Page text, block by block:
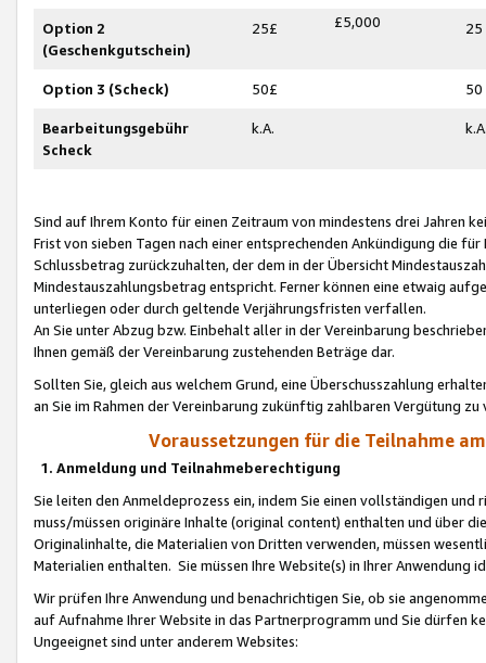
Option 2
(Geschenkgutschein)
25£ £5,000 25
Option 3 (Scheck) 50£ 50
Bearbeitungsgebühr
Scheck
k.A.
Sind auf Ihrem Konto für einen Zeitraum von mindestens drei Jahren
Frist von sieben Tagen nach einer entsprechenden Ankündigung die
Schlussbetrag zurückzuhalten, der dem in der Übersicht
Mindestauszahlungsbetrag entspricht. Ferner können eine etwaig
unterliegen oder durch geltende Verjährungsfristen verfallen.
An Sie unter Abzug bzw. Einbehalt aller in der Vereinbarung
Ihnen gemäß der Vereinbarung zustehenden Beträge dar.
Sollten Sie, gleich aus welchem Grund, eine Überschusszahlung
an Sie im Rahmen der Vereinbarung zukünftig zahlbaren Vergütung zu
Voraussetzungen für die Teilnahme
1. Anmeldung und Teilnahmeberechtigung
Sie leiten den Anmeldeprozess ein, indem Sie einen vollständigen
muss/müssen originäre Inhalte (original content) enthalten und über
Originalinhalte, die Materialien von Dritten verwenden, müssen
Materialien enthalten. Sie müssen Ihre Website(s) in Ihrer Anwendung
Wir prüfen Ihre Anwendung und benachrichtigen Sie, ob sie
auf Aufnahme Ihrer Website in das Partnerprogramm und Sie dürfen
Ungeeignet sind unter anderem Websites: